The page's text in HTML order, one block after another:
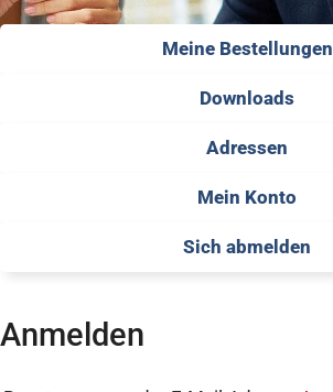
Meine Bestellungen
Downloads
Adressen
Mein Konto
Sich abmelden
Anmelden